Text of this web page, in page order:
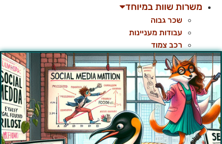
משרות שוות במיוחד
שכר גבוה
עבודות מעניינות
רכב צמוד